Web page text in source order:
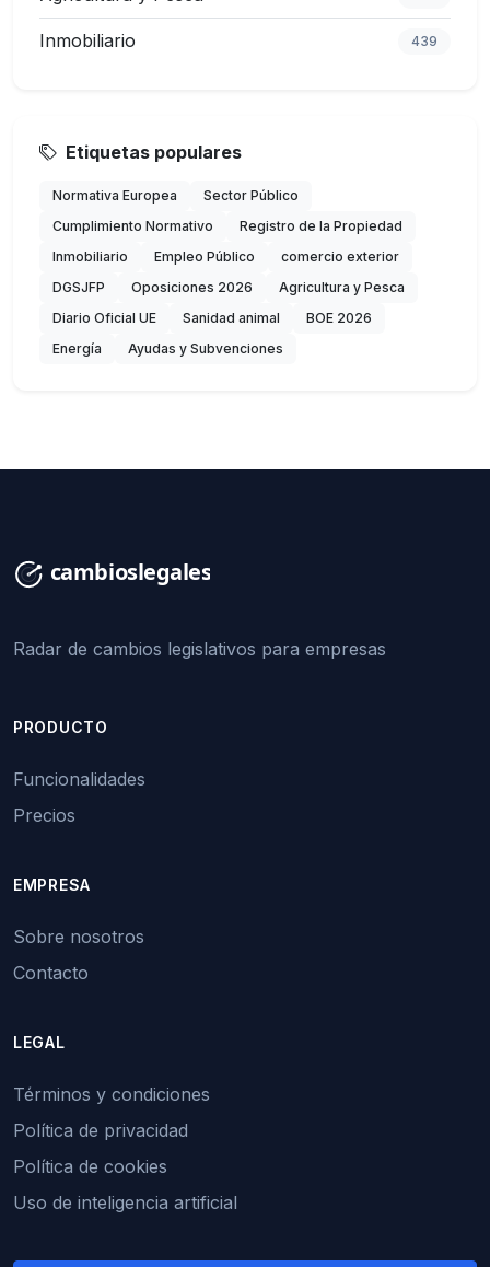
Inmobiliario 439
Etiquetas populares
Normativa Europea
Sector Público
Cumplimiento Normativo
Registro de la Propiedad
Inmobiliario
Empleo Público
comercio exterior
DGSJFP
Oposiciones 2026
Agricultura y Pesca
Diario Oficial UE
Sanidad animal
BOE 2026
Energía
Ayudas y Subvenciones
Radar de cambios legislativos para empresas
PRODUCTO
Funcionalidades
Precios
EMPRESA
Sobre nosotros
Contacto
LEGAL
Términos y condiciones
Política de privacidad
Política de cookies
Uso de inteligencia artificial